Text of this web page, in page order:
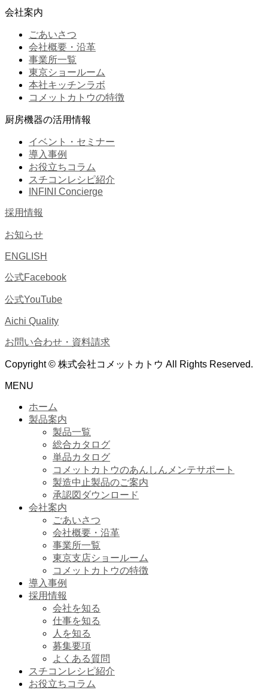
会社案内
ごあいさつ
会社概要・沿革
事業所一覧
東京ショールーム
本社キッチンラボ
コメットカトウの特徴
厨房機器の活用情報
イベント・セミナー
導入事例
お役立ちコラム
スチコンレシピ紹介
INFINI Concierge
採用情報
お知らせ
ENGLISH
公式Facebook
公式YouTube
Aichi Quality
お問い合わせ・資料請求
Copyright © 株式会社コメットカトウ All Rights Reserved.
MENU
ホーム
製品案内
製品一覧
総合カタログ
単品カタログ
コメットカトウのあんしんメンテサポート
製造中止製品のご案内
承認図ダウンロード
会社案内
ごあいさつ
会社概要・沿革
事業所一覧
東京支店ショールーム
コメットカトウの特徴
導入事例
採用情報
会社を知る
仕事を知る
人を知る
募集要項
よくある質問
スチコンレシピ紹介
お役立ちコラム